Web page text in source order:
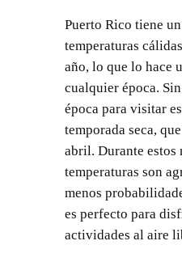
Puerto Rico tiene
temperaturas
año, lo que lo hace
cualquier época.
época para visitar
temporada seca,
abril. Durante estos
temperaturas son
menos
es perfecto para
actividades al aire